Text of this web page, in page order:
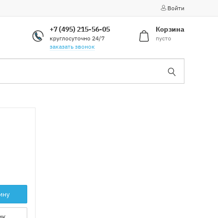
Войти
+7 (495) 215-56-05
круглосуточно 24/7
заказать звонок
Корзина
пусто